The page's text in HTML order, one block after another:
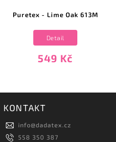
Puretex - Lime Oak 613M
549 Kč
Detail
KONTAKT
info@dadatex.cz
558 350 387